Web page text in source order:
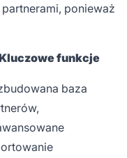
ponieważ
funkcje
baza